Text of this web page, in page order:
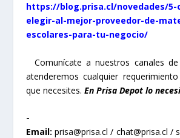
https://blog.prisa.cl/novedades/5-
elegir-al-mejor-proveedor-de-
escolares-para-tu-negocio/
Comunícate a nuestros canales
atenderemos cualquier
que necesites. En Prisa Depot lo
-
Email: prisa@prisa.cl / chat@prisa.cl /